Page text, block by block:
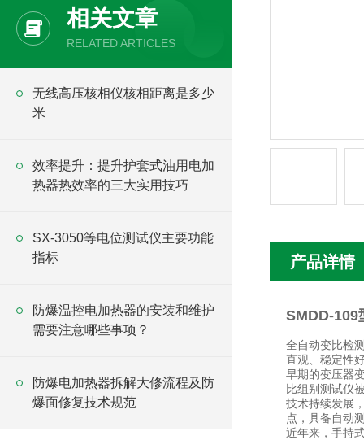
相关文章
RELATED ARTICLES
无线高压核相仪核相距离是多少
米
效率提升：提升护套式油用电加
热器热效率的三大实用技巧
SX-3050等电位测试仪主要功能
指标
防爆温控电加热器的安装和维护
需要注意哪些事项？
防爆电加热器拆解大修流程及防
爆面修复技术规范
产品详情
SMDD-109
全自动变比检
直观、稳定性
早期的变压器
比组别测试仪
技术持续发展
点，具备自动
近年来，手持